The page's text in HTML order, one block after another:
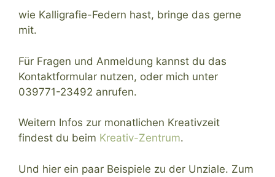
wie Kalligrafie-Federn hast, bringe das gerne
mit.
Für Fragen und Anmeldung kannst du das
Kontaktformular nutzen, oder mich unter
039771-23492 anrufen.
Weitern Infos zur monatlichen Kreativzeit
findest du beim Kreativ-Zentrum.
Und hier ein paar Beispiele zu der Unziale. Zum